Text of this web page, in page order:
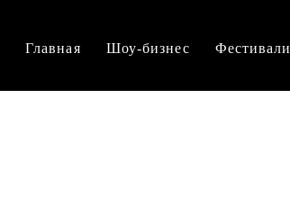
Главная Шоу-бизнес Фестивали